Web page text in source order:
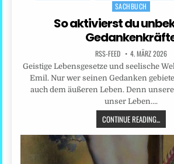
SACHBUCH
So aktivierst du
RSS-FEED 4. MÄRZ 2026
Geistige Lebensgesetze und seelische
Emil. Nur wer seinen Gedanken
auch dem äußeren Leben. Denn
unser Leben….
CONTINUE READING...